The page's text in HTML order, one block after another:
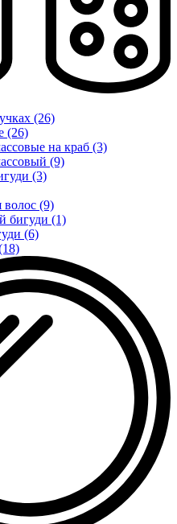
(26)
(26)
на краб (3)
(9)
(3)
(9)
бигуди (1)
(6)